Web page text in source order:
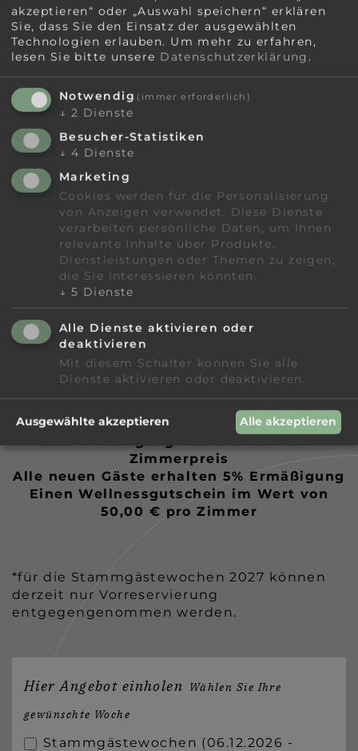
Zimmer & Preise Stammgastwochen
Stammgästewochen
GÜLTIG AB 3 ÜBERNACHTUNGEN
Unsere Stammgäste liegen uns ganz
besonders am Herzen! Deshalb gibt es jedes
Jahr mehrmals die Lindenwirt
STAMMGÄSTEWOCHEN. Nutzen Sie die
Vorteile bei einem Mindestaufenthalt von 3
Übernachtungen:
Zimmerpreis
Alle neuen Gäste erhalten 5% Ermäßigung
Einen Wellnessgutschein im Wert von
50,00 € pro Zimmer
*für die Stammgästewochen 2027 können
derzeit nur Vorreservierung
entgegengenommen werden.
Hier Angebot einholen Wählen Sie Ihre
gewünschte Woche
Stammgästewochen (06.12.2026 -
akzeptieren“ oder „Auswahl speichern“ erklären
Sie, dass Sie den Einsatz der ausgewählten
Technologien erlauben. Um mehr zu erfahren,
lesen Sie bitte unsere Datenschutzerklärung .
Notwendig (immer erforderlich)
↓ 2 Dienste
Besucher-Statistiken
↓ 4 Dienste
Marketing
Cookies werden für die Personalisierung
von Anzeigen verwendet. Diese Dienste
verarbeiten persönliche Daten, um Ihnen
relevante Inhalte über Produkte,
Dienstleistungen oder Themen zu zeigen,
die Sie interessieren könnten.
↓ 5 Dienste
Alle Dienste aktivieren oder
deaktivieren
Mit diesem Schalter können Sie alle
Dienste aktivieren oder deaktivieren.
Ausgewählte akzeptieren Alle akzeptieren